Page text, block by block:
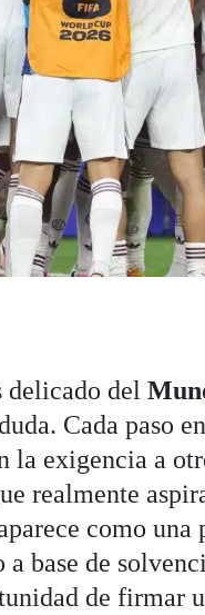
delicado del
Cada paso
la exigencia a
realmente
como una
a base de
de firmar